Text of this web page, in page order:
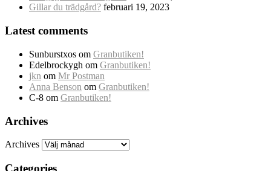
Gillar du trädgård? februari 19, 2023
Latest comments
Sunburstxos om Granbutiken!
Edelbrockygh om Granbutiken!
jkn om Mr Postman
Anna Benson om Granbutiken!
C-8 om Granbutiken!
Archives
Archives
Categories